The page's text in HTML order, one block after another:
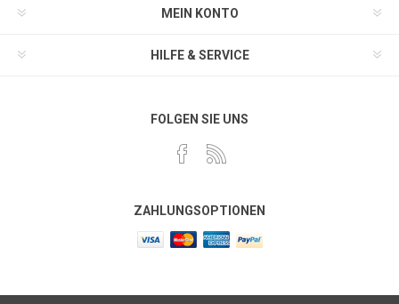
MEIN KONTO
HILFE & SERVICE
FOLGEN SIE UNS
ZAHLUNGSOPTIONEN